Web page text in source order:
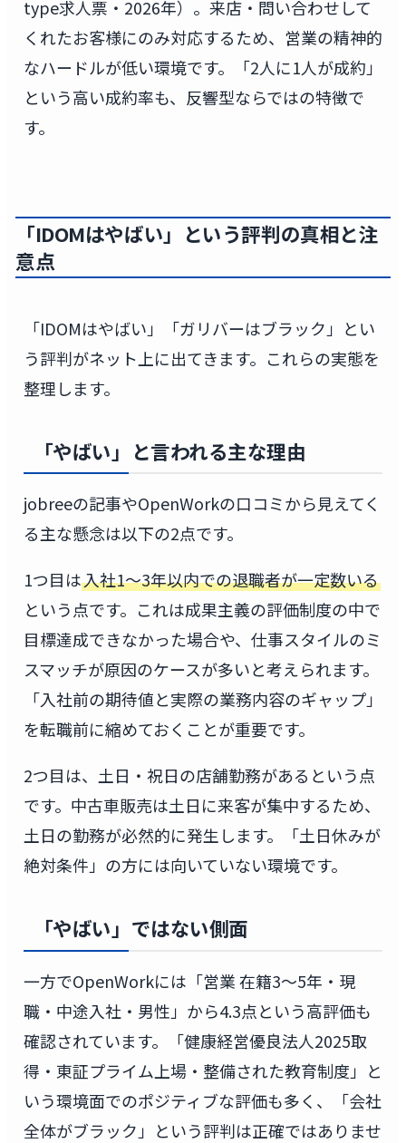
type求人票・2026年）。来店・問い合わせして
くれたお客様にのみ対応するため、営業の精神的
なハードルが低い環境です。「2人に1人が成約」
という高い成約率も、反響型ならではの特徴で
す。
「IDOMはやばい」という評判の真相と注
意点
「IDOMはやばい」「ガリバーはブラック」とい
う評判がネット上に出てきます。これらの実態を
整理します。
「やばい」と言われる主な理由
jobreeの記事やOpenWorkの口コミから見えてく
る主な懸念は以下の2点です。
1つ目は入社1〜3年以内での退職者が一定数いる
という点です。これは成果主義の評価制度の中で
目標達成できなかった場合や、仕事スタイルのミ
スマッチが原因のケースが多いと考えられます。
「入社前の期待値と実際の業務内容のギャップ」
を転職前に縮めておくことが重要です。
2つ目は、土日・祝日の店舗勤務があるという点
です。中古車販売は土日に来客が集中するため、
土日の勤務が必然的に発生します。「土日休みが
絶対条件」の方には向いていない環境です。
「やばい」ではない側面
一方でOpenWorkには「営業 在籍3〜5年・現
職・中途入社・男性」から4.3点という高評価も
確認されています。「健康経営優良法人2025取
得・東証プライム上場・整備された教育制度」と
いう環境面でのポジティブな評価も多く、「会社
全体がブラック」という評判は正確ではありませ